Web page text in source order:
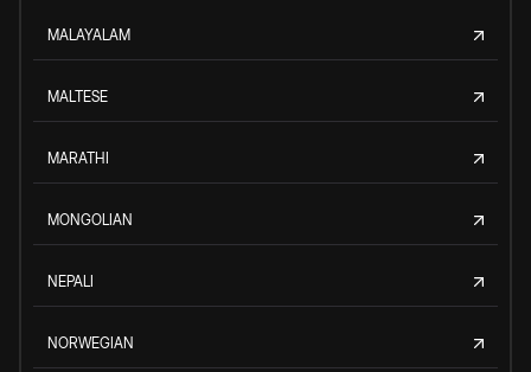
MALAYALAM
MALTESE
MARATHI
MONGOLIAN
NEPALI
NORWEGIAN